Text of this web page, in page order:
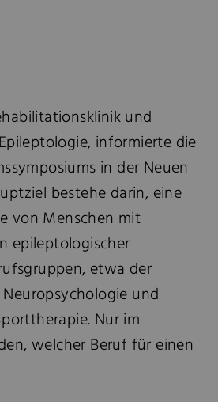
und
informierte die
in der Neuen
bestehe darin, eine
von Menschen mit
epileptologischer
etwa der
und
Nur im
welcher Beruf für einen